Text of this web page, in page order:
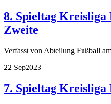
8. Spieltag Kreisliga
Zweite
Verfasst von Abteilung Fußball am
22 Sep2023
7. Spieltag Kreisliga